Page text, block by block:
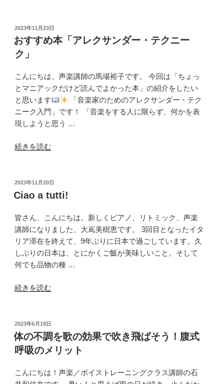
る
質
問
第
1
位！
歌
の
レ
ス
何
歳
ら
始
め
た
ら
い
投
稿
日:
2023年11月23日
おすすめ本「アレクサンダー・テクニー
ク」
こんにちは、声楽講師の馬場裕子です。 今回は「ちょっ
とマニアックだけど読んでよかった本」の紹介をしたい
と思います
「音楽家のためのアレクサンダー・テク
ニーク入門」です！ 「音楽をする人に限らず、何かを表
現しようと思う …
“お
め
本
レ
ク
サ
ン
ダ
テ
ー
ク」”
の
続きを読む
投
稿
日:
2023年11月20日
Ciao a tutti!
皆さん、こんにちは。新しくピアノ、リトミック、声楽
講師になりました、大嶌美樹恵です。 3回目となったイタ
リア滞在を終えて、9年ぶりに日本で過ごしています。久
しぶりの日本は、とにかくご飯が美味しいこと。そして
何でも品物の種 …
“Ciao
の
続きを読む
投
稿
日:
2023年6月19日
体の不調を歌の効果で吹き飛ばそう！腹式
呼吸のメリット
こんにちは！声楽／ボイストレーニングクラス講師の石